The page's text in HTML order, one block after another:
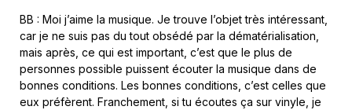
BB : Moi j’aime la musique. Je trouve l’objet très intéressant,
car je ne suis pas du tout obsédé par la dématérialisation,
mais après, ce qui est important, c’est que le plus de
personnes possible puissent écouter la musique dans de
bonnes conditions. Les bonnes conditions, c’est celles que
eux préfèrent. Franchement, si tu écoutes ça sur vinyle, je